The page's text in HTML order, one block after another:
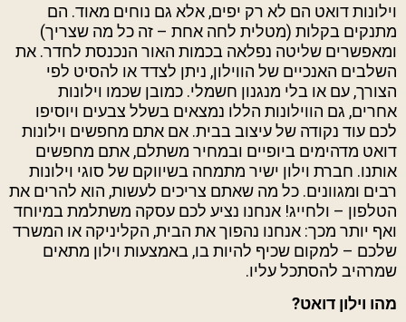
וילונות דואט הם לא רק יפים, אלא גם נוחים מאוד. הם
מתנקים בקלות (מטלית לחה אחת – זה כל מה שצריך)
ומאפשרים שליטה נפלאה בכמות האור הנכנסת לחדר. את
השלבים האנכיים של הווילון, ניתן לצדד או להסיט לפי
הצורך, עם או בלי מנגנון חשמלי. כמובן שכמו וילונות
אחרים, גם הווילונות הללו נמצאים בשלל צבעים ויוסיפו
לכם עוד נקודה של עיצוב בבית. אם אתם מחפשים וילונות
דואט מדהימים ביופיים ובמחיר משתלם, אתם מחפשים
אותנו. חברת וילון ישיר מתמחה בשיווקם של סוגי וילונות
רבים ומגוונים. כל מה שאתם צריכים לעשות, הוא להרים את
הטלפון – ולחייג! אנחנו נציע לכם עסקה משתלמת במיוחד
ואף יותר מכך: אנחנו נהפוך את הבית, הקליניקה או המשרד
שלכם – למקום שכיף להיות בו, באמצעות וילון מתאים
שמרהיב להסתכל עליו.
מהו וילון דואט?